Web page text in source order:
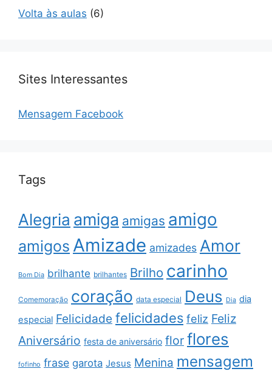
Volta às aulas (6)
Sites Interessantes
Mensagem Facebook
Tags
Alegria amiga amigas amigo
amigos Amizade amizades Amor
Bom Dia brilhante brilhantes Brilho carinho
Comemoração coração data especial Deus Dia dia
especial Felicidade felicidades feliz Feliz
Aniversário festa de aniversário flor flores
fofinho frase garota Jesus Menina mensagem